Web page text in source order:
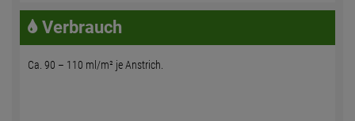
Verbrauch
Ca. 90 – 110 ml/m² je Anstrich.